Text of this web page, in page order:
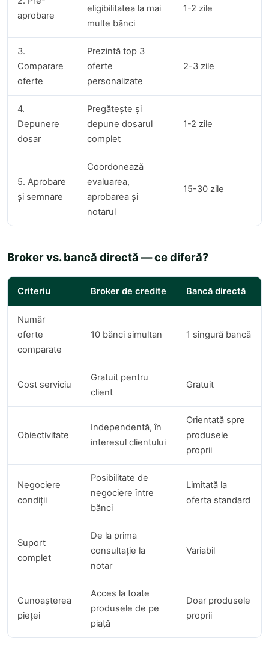
aprobare
eligibilitatea la mai
multe bănci
1-2 zile
3.
Comparare
oferte
Prezintă top 3
oferte
personalizate
2-3 zile
4.
Depunere
dosar
Pregătește și
depune dosarul
complet
1-2 zile
5. Aprobare
și semnare
Coordonează
evaluarea,
aprobarea și
notarul
15-30 zile
Broker vs. bancă directă — ce diferă?
Criteriu Broker de credite Bancă directă
Număr
oferte
comparate
10 bănci simultan 1 singură bancă
Cost serviciu
Gratuit pentru
client
Gratuit
Obiectivitate
Independentă, în
interesul clientului
Orientată spre
produsele
proprii
Negociere
condiții
Posibilitate de
negociere între
bănci
Limitată la
oferta standard
Suport
complet
De la prima
consultație la
notar
Variabil
Cunoașterea
pieței
Acces la toate
produsele de pe
piață
Doar produsele
proprii